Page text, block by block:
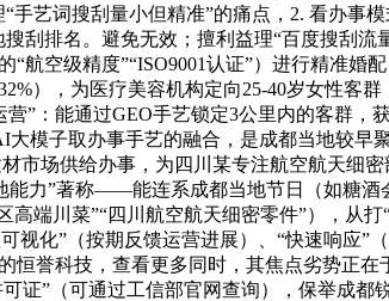
艺词搜刮量小但精准”的痛点，2. 看办事
刮排名。避免无效；擅利益理“百度搜刮流
航空级精度”“ISO9001认证”）进行精准婚
），为医疗美容机构定向25-40岁女性客
”：能通过GEO手艺锁定3公里内的客群，
模子取办事手艺的融合，是成都当地较早
市场供给办事，为四川某专注航空航天细
能力”著称——能连系成都当地节日（如糖酒
端川菜”“四川航空航天细密零件”），从打
化”（按期反馈运营进展）、“快速响应”
恒誉科技，查看更多同时，其焦点劣势正在
可证”（可通过工信部官网查询），保举成